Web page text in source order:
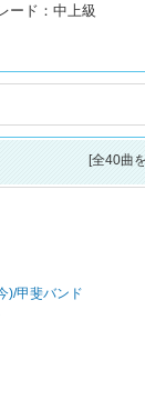
ード：中上級
[全40曲
)/甲斐バンド